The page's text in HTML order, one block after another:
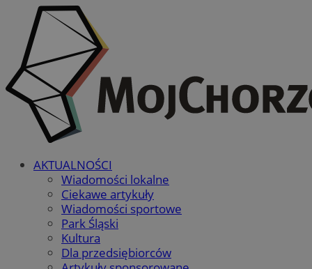
AKTUALNOŚCI
Wiadomości lokalne
Ciekawe artykuły
Wiadomości sportowe
Park Śląski
Kultura
Dla przedsiębiorców